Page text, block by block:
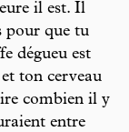
il est. Il
pour que tu
dégueu est
ton cerveau
combien il y
entre